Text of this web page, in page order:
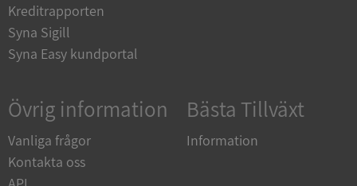
Kreditrapporten
Syna Sigill
Syna Easy kundportal
Övrig information
Vanliga frågor
Kontakta oss
Bästa Tillväxt
Information
Corporation
upplysningar.syna.se